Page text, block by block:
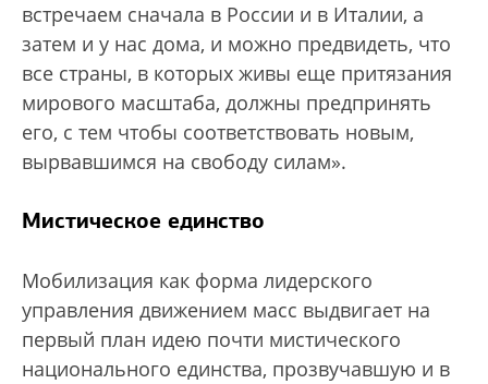
встречаем сначала в России и в Италии, а
затем и у нас дома, и можно предвидеть, что
все страны, в которых живы еще притязания
мирового масштаба, должны предпринять
его, с тем чтобы соответствовать новым,
вырвавшимся на свободу силам».
Мистическое единство
Мобилизация как форма лидерского
управления движением масс выдвигает на
первый план идею почти мистического
национального единства, прозвучавшую и в